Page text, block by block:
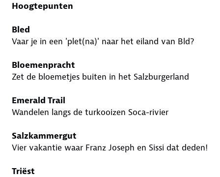
Hoogtepunten
Bled
Vaar je in een 'plet(na)' naar het eiland van Bld?
Bloemenpracht
Zet de bloemetjes buiten in het Salzburgerland
Emerald Trail
Wandelen langs de turkooizen Soca-rivier
Salzkammergut
Vier vakantie waar Franz Joseph en Sissi dat deden!
Triëst